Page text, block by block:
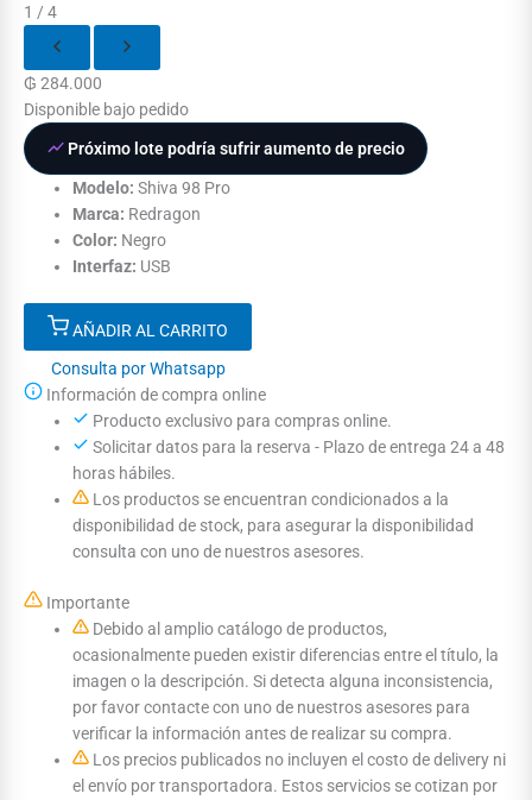
1 / 4
₲ 284.000
Disponible bajo pedido
Próximo lote podría sufrir aumento de precio
Modelo: Shiva 98 Pro
Marca: Redragon
Color: Negro
Interfaz: USB
AÑADIR AL CARRITO
Consulta por Whatsapp
Información de compra online
Producto exclusivo para compras online.
Solicitar datos para la reserva - Plazo de entrega 24 a 48
horas hábiles.
Los productos se encuentran condicionados a la
disponibilidad de stock, para asegurar la disponibilidad
consulta con uno de nuestros asesores.
Importante
Debido al amplio catálogo de productos,
ocasionalmente pueden existir diferencias entre el título, la
imagen o la descripción. Si detecta alguna inconsistencia,
por favor contacte con uno de nuestros asesores para
verificar la información antes de realizar su compra.
Los precios publicados no incluyen el costo de delivery ni
el envío por transportadora. Estos servicios se cotizan por